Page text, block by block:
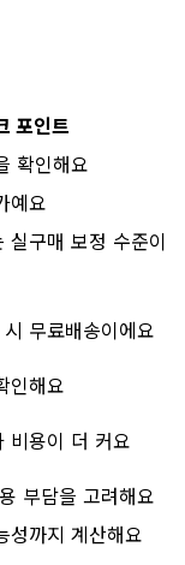
포인트
확인해요
예요
실구매 보정 수준이
무료배송이에요
인해요
비용이 더 커요
부담을 고려해요
성까지 계산해요